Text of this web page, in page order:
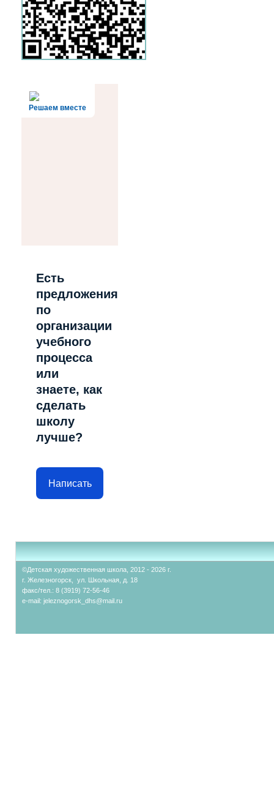
Решаем вместе
Есть
предложения
по
организации
учебного
процесса
или
знаете, как
сделать
школу
лучше?
Написать
©Детская художественная школа, 2012 - 2026 г.
г. Железногорск, ул. Школьная, д. 18
факс/тел.: 8 (3919) 72-56-46
e-mail: jeleznogorsk_dhs@mail.ru